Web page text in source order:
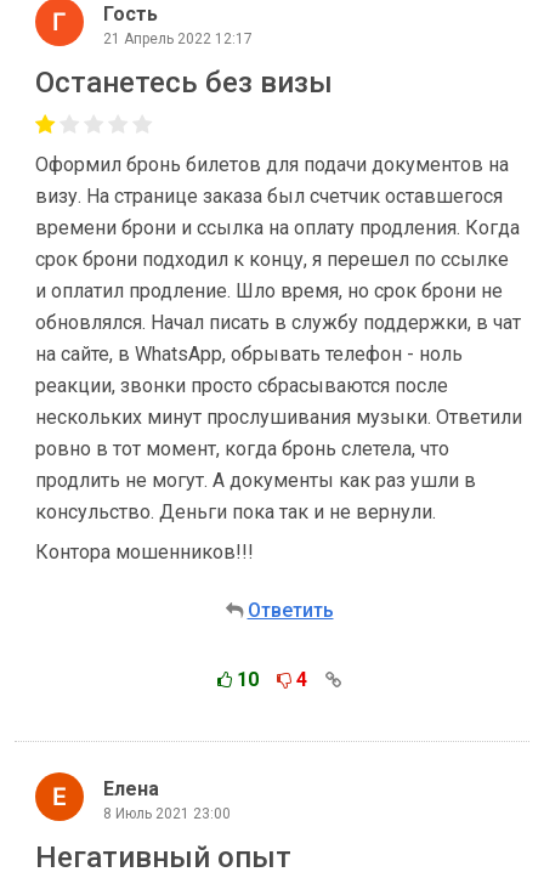
Гость
21 Апрель 2022 12:17
Останетесь без визы
Оформил бронь билетов для подачи документов на
визу. На странице заказа был счетчик оставшегося
времени брони и ссылка на оплату продления. Когда
срок брони подходил к концу, я перешел по ссылке
и оплатил продление. Шло время, но срок брони не
обновлялся. Начал писать в службу поддержки, в чат
на сайте, в WhatsApp, обрывать телефон - ноль
реакции, звонки просто сбрасываются после
нескольких минут прослушивания музыки. Ответили
ровно в тот момент, когда бронь слетела, что
продлить не могут. А документы как раз ушли в
консульство. Деньги пока так и не вернули.
Контора мошенников!!!
Ответить
10 4
Елена
8 Июль 2021 23:00
Негативный опыт